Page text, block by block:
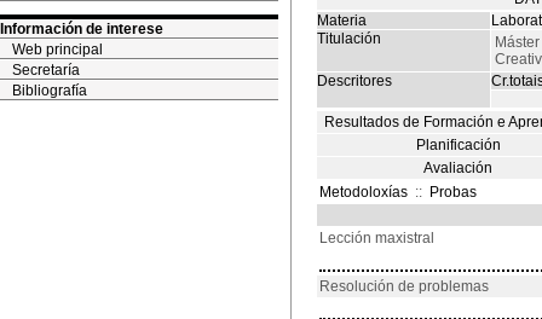
Información de interese
Web principal
Secretaría
Bibliografía
Materia
Titulación
Descritores
Resultados de Formación e
Planificación
Avaliación
Metodoloxías :: Probas
Lección maxistral
Resolución de problemas